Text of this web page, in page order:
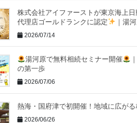
株式会社アイファーストが東京海上
代理店ゴールドランクに認定
｜湯
2026/07/14
湯河原で無料相続セミナー開催
の第一歩
2026/07/06
熱海・国府津で初開催！地域に広が
2026/06/26